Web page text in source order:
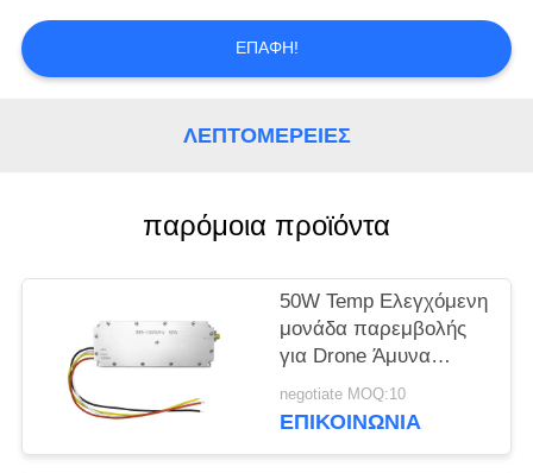
BLOG
SITEMAP
PRIVACY
POLICY
ΕΠΑΦΉ!
ΛΕΠΤΟΜΈΡΕΙΕΣ
παρόμοια προϊόντα
50W Temp Ελεγχόμενη
μονάδα παρεμβολής
για Drone Άμυνα
ευρυζωνική ζώνη
433MHZ 1.2G 2.4G
negotiate MOQ:10
ΕΠΙΚΟΙΝΩΝΊΑ